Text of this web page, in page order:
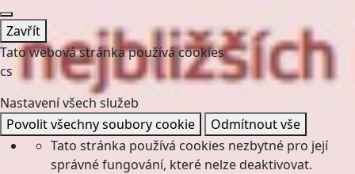
Zavřít
Tato webová stránka používá cookies
cs
Nastavení všech služeb
Povolit všechny soubory cookie
Odmítnout vše
Tato stránka používá cookies nezbytné pro její
správné fungování, které nelze deaktivovat.